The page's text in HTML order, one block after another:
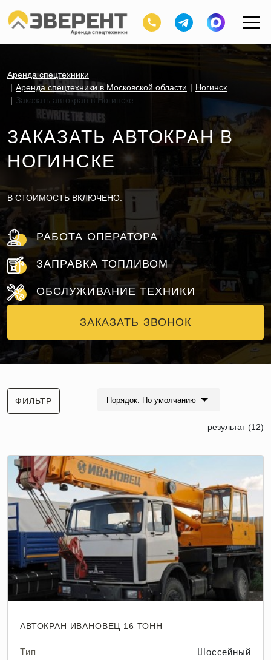
Аренда спецтехники
Аренда спецтехники в Московской области
Ногинск
Заказать автокран в Ногинске
ЗАКАЗАТЬ АВТОКРАН В
НОГИНСКЕ
В СТОИМОСТЬ ВКЛЮЧЕНО:
РАБОТА ОПЕРАТОРА
ЗАПРАВКА ТОПЛИВОМ
ОБСЛУЖИВАНИЕ ТЕХНИКИ
ЗАКАЗАТЬ ЗВОНОК
ФИЛЬТР Порядок: По умолчанию
результат (12)
АВТОКРАН ИВАНОВЕЦ 16 ТОНН
Тип
Шоссейный